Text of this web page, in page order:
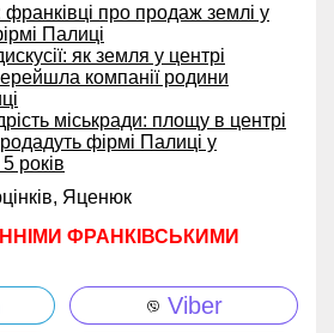
франківці про продаж землі у
Палиці
як земля у центрі
компанії родини
міськради: площу в центрі
фірмі Палиці у
років
Яценюк
ФРАНКІВСЬКИМИ
Viber